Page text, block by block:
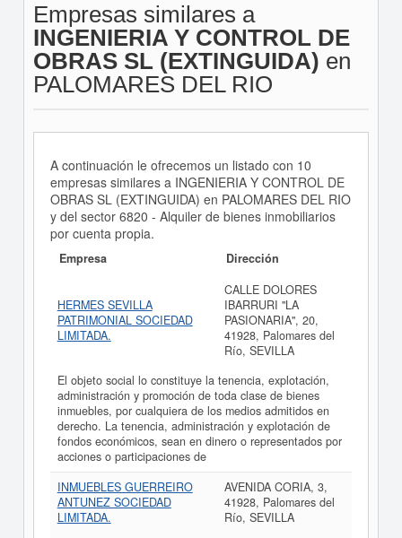
Empresas similares a
INGENIERIA Y CONTROL DE
OBRAS SL (EXTINGUIDA) en
PALOMARES DEL RIO
A continuación le ofrecemos un listado con 10
empresas similares a INGENIERIA Y CONTROL DE
OBRAS SL (EXTINGUIDA) en PALOMARES DEL RIO
y del sector 6820 - Alquiler de bienes inmobiliarios
por cuenta propia.
Empresa Dirección
HERMES SEVILLA
PATRIMONIAL SOCIEDAD
LIMITADA.
CALLE DOLORES
IBARRURI "LA
PASIONARIA", 20,
41928, Palomares del
Río, SEVILLA
El objeto social lo constituye la tenencia, explotación,
administración y promoción de toda clase de bienes
inmuebles, por cualquiera de los medios admitidos en
derecho. La tenencia, administración y explotación de
fondos económicos, sean en dinero o representados por
acciones o participaciones de
INMUEBLES GUERREIRO
ANTUNEZ SOCIEDAD
LIMITADA.
AVENIDA CORIA, 3,
41928, Palomares del
Río, SEVILLA